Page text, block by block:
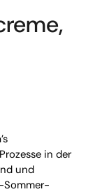
in der
und
Sommer-